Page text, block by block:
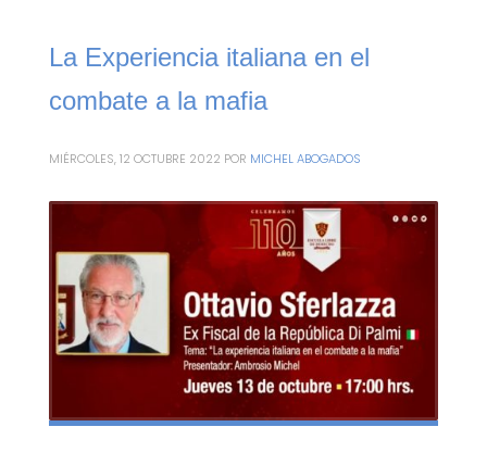
La Experiencia italiana en el
combate a la mafia
MIÉRCOLES, 12 OCTUBRE 2022 POR MICHEL ABOGADOS